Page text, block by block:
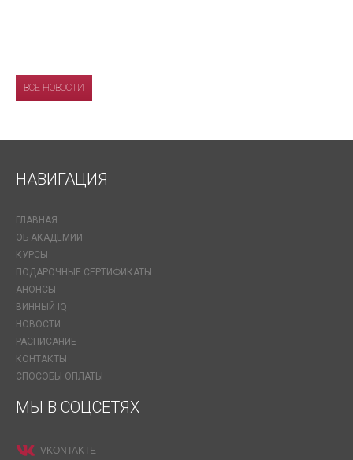
ВСЕ НОВОСТИ
НАВИГАЦИЯ
ГЛАВНАЯ
ОБ АКАДЕМИИ
КУРСЫ
ПОДАРОЧНЫЕ СЕРТИФИКАТЫ
АНОНСЫ
ВИННЫЙ IQ
НОВОСТИ
РАСПИСАНИЕ
КОНТАКТЫ
СПОСОБЫ ОПЛАТЫ
МЫ В СОЦСЕТЯХ
VKONTAKTE